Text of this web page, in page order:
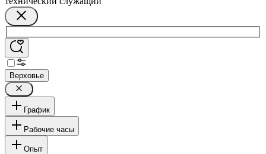
Верховье
График
Рабочие часы
Опыт